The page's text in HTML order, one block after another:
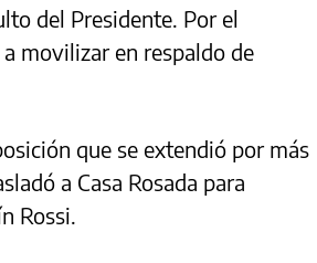
del Presidente. Por el
movilizar en respaldo de
que se extendió por más
a Casa Rosada para
Rossi.